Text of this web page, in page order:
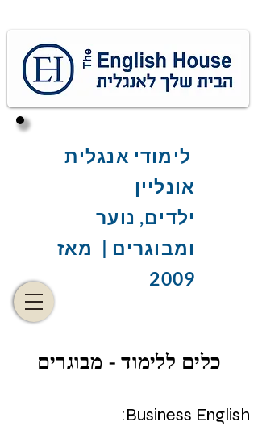
לימודי אנגלית
אונליין
ילדים, נוער
ומבוגרים | מאז
2009
כלים ללימוד - מבוגרים
Business English: